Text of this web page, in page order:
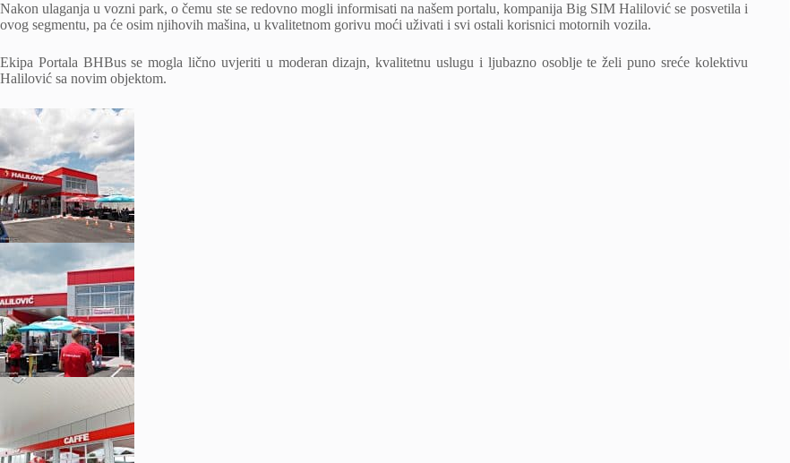
Nakon ulaganja u vozni park, o čemu ste se redovno mogli informisati na našem portalu, kompanija Big SIM Halilović se posvetila i
ovog segmentu, pa će osim njihovih mašina, u kvalitetnom gorivu moći uživati i svi ostali korisnici motornih vozila.
Ekipa Portala BHBus se mogla lično uvjeriti u moderan dizajn, kvalitetnu uslugu i ljubazno osoblje te želi puno sreće kolektivu
Halilović sa novim objektom.